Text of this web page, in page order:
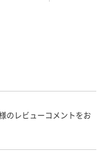
のレビューコメントをお